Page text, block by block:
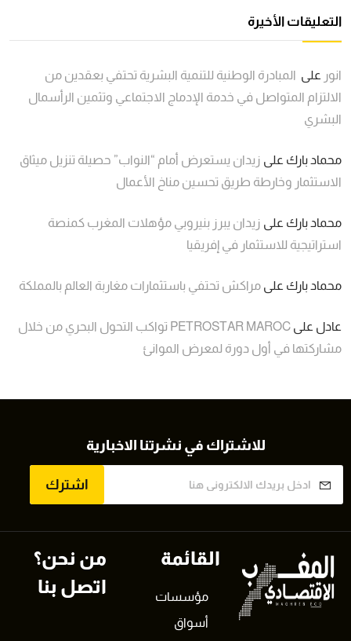
التعليقات الأخيرة
انور على المبادرة الوطنية للتنمية البشرية تحتفي بعقدين من
الالتزام المتواصل في خدمة الإدماج الاجتماعي وتثمين الرأسمال
البشري
محماد بارك على زيدان يستعرض أمام “النواب” حصيلة تنزيل ميثاق
الاستثمار وخارطة طريق تحسين مناخ الأعمال
محماد بارك على زيدان يبرز بنيروبي مؤهلات المغرب كمنصة
استراتيجية للاستثمار في إفريقيا
محماد بارك على مراكش تحتفي باستثمارات مغاربة العالم بالمملكة
عادل على
PETROSTAR MAROC تواكب التحول البحري من خلال
مشاركتها في أول دورة لمعرض الموانئ
للاشتراك في نشرتنا الاخبارية
اشترك
القائمة
مؤسسات
أسواق
من نحن؟
اتصل بنا